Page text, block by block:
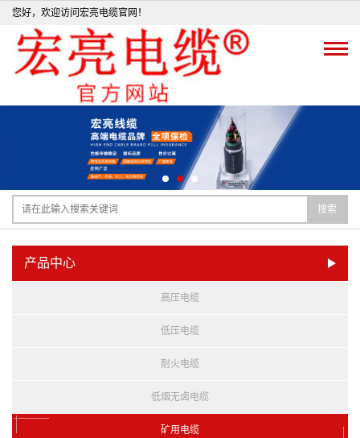
您好，欢迎访问宏亮电缆官网！
搜索
产品中心
高压电缆
低压电缆
耐火电缆
低烟无卤电缆
矿用电缆